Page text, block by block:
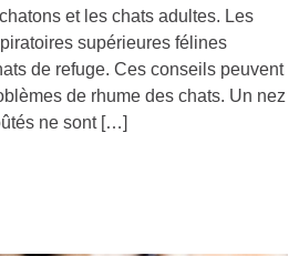
et les chats adultes. Les
supérieures félines
de refuge. Ces conseils peuvent
de rhume des chats. Un nez
ne sont […]